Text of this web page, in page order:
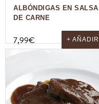
ALBÓNDIGAS EN SALSA
DE CARNE
7,99€ + AÑADIR